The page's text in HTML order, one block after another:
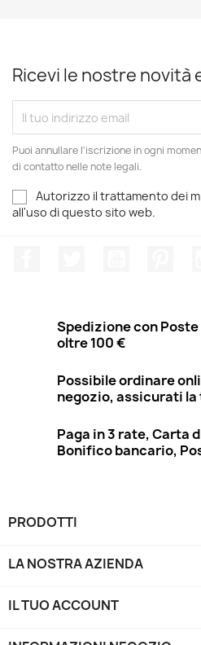
Ricevi le nostre novità
Puoi annullare l'iscrizione in ogni
di contatto nelle note legali.
Autorizzo il trattamento dei
all'uso di questo sito web.
Spedizione con
oltre 100 €
Possibile ordinare
negozio, assicurati la
Paga in 3 rate, Carta
Bonifico bancario,
PRODOTTI
LA NOSTRA AZIENDA
IL TUO ACCOUNT